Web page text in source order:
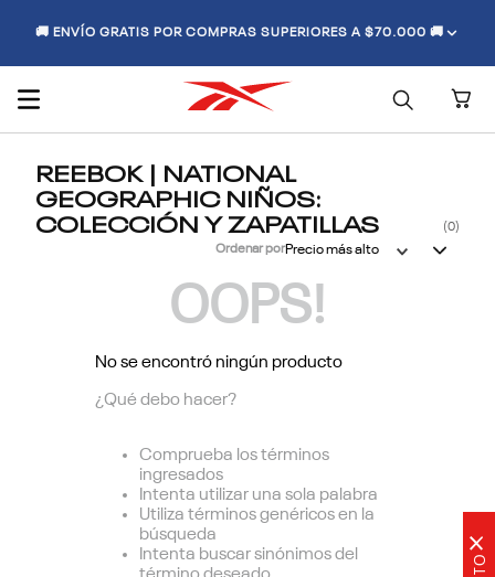
×
🚚 ENVÍO GRATIS POR COMPRAS SUPERIORES A $70.000 🚚
REEBOK | NATIONAL
GEOGRAPHIC NIÑOS:
COLECCIÓN Y ZAPATILLAS 0
Ordenar porPrecio más alto
OOPS!
No se encontró ningún producto
¿Qué debo hacer?
Comprueba los términos
ingresados
Intenta utilizar una sola palabra
Utiliza términos genéricos en la
búsqueda
Intenta buscar sinónimos del